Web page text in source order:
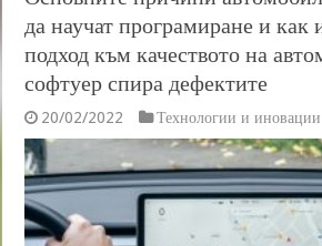
да научат програмиране и как
подход към качеството на
софтуер спира дефектите
20/02/2022 Технологии и иновации